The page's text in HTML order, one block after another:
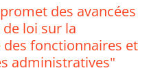
des avancées
loi sur la
fonctionnaires et
administratives"